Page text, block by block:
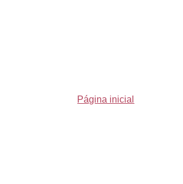
Página inicial